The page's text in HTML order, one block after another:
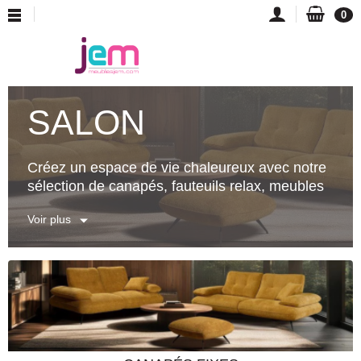
0
SALON
Créez un espace de vie chaleureux avec notre
sélection de canapés, fauteuils relax, meubles
TV design et tables basses.
Notre collection salon :
• Canapés fixes : 2, 3, 4 places - design
intemporel
• Canapés d'angle : Optimisez l'espace, accueil
convivial
Voir plus